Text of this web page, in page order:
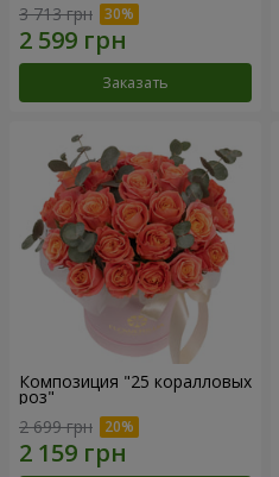
3 713 грн
Заказать
Композиция "25 коралловых
роз"
2 699 грн